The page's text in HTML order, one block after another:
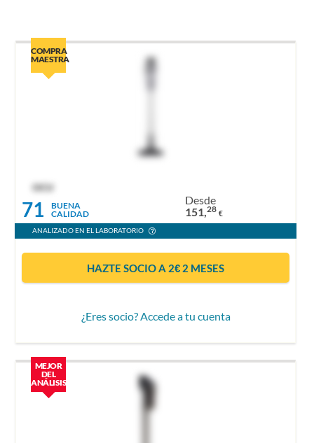
COMPRA
MAESTRA
OCU
71
BUENA
CALIDAD
Desde
151,28 €
ANALIZADO EN EL LABORATORIO
HAZTE SOCIO A 2€ 2 MESES
¿Eres socio? Accede a tu cuenta
MEJOR
DEL
ANÁLISIS